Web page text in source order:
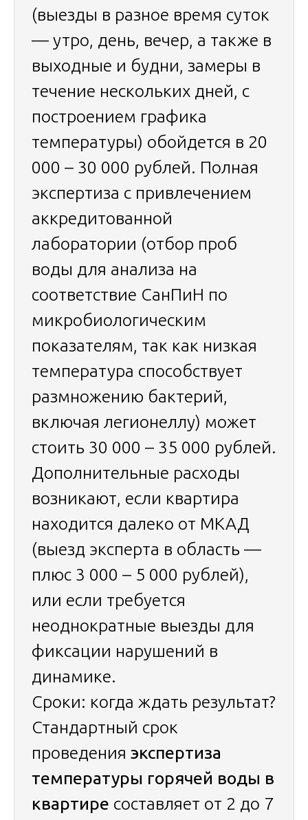
(выезды в разное время суток
— утро, день, вечер, а также в
выходные и будни, замеры в
течение нескольких дней, с
построением графика
температуры) обойдется в 20
000 – 30 000 рублей. Полная
экспертиза с привлечением
аккредитованной
лаборатории (отбор проб
воды для анализа на
соответствие СанПиН по
микробиологическим
показателям, так как низкая
температура способствует
размножению бактерий,
включая легионеллу) может
стоить 30 000 – 35 000 рублей.
Дополнительные расходы
возникают, если квартира
находится далеко от МКАД
(выезд эксперта в область —
плюс 3 000 – 5 000 рублей),
или если требуется
неоднократные выезды для
фиксации нарушений в
динамике.
Сроки: когда ждать результат?
Стандартный срок
проведения экспертиза
температуры горячей воды в
квартире составляет от 2 до 7